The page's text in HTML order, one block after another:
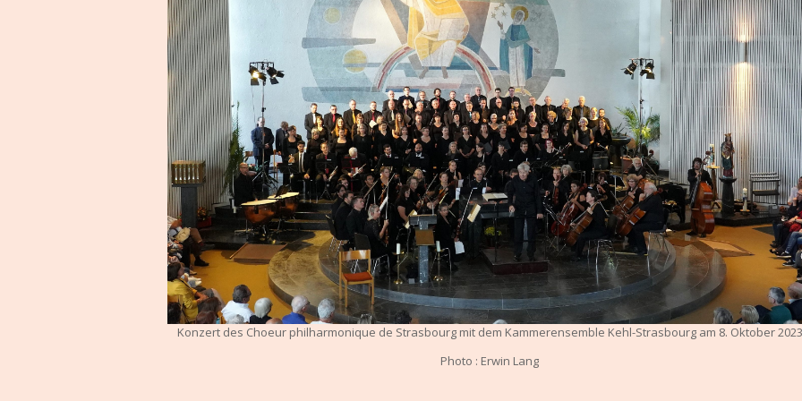
Konzert des Choeur philharmonique de Strasbourg mit dem Kammerensemble Kehl-Strasbourg am 8. Oktober 2023
Photo : Erwin Lang